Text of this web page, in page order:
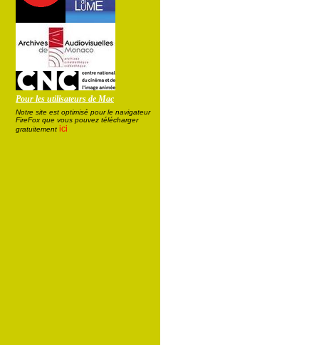
Pour les utilisateurs de Mac
Notre site est optimisé pour le navigateur
FireFox que vous pouvez télécharger
gratuitement ici